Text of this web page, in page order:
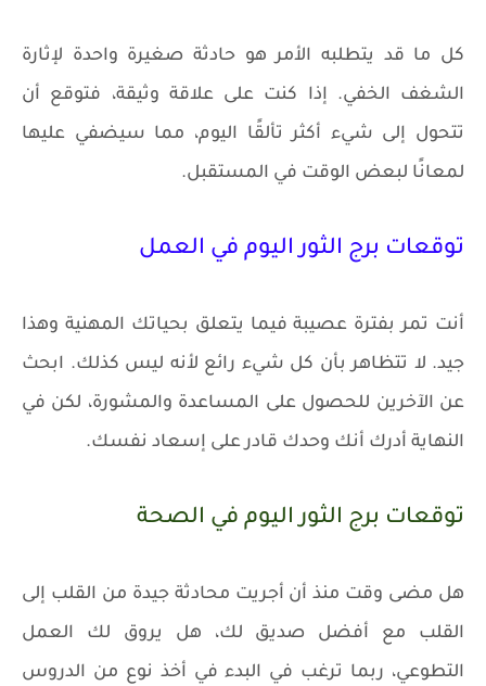
كل ما قد يتطلبه الأمر هو حادثة صغيرة واحدة لإثارة
الشغف الخفي. إذا كنت على علاقة وثيقة، فتوقع أن
تتحول إلى شيء أكثر تألقًا اليوم، مما سيضفي عليها
لمعانًا لبعض الوقت في المستقبل.
توقعات برج الثور اليوم في العمل
أنت تمر بفترة عصيبة فيما يتعلق بحياتك المهنية وهذا
جيد. لا تتظاهر بأن كل شيء رائع لأنه ليس كذلك. ابحث
عن الآخرين للحصول على المساعدة والمشورة، لكن في
النهاية أدرك أنك وحدك قادر على إسعاد نفسك.
توقعات برج الثور اليوم في الصحة
هل مضى وقت منذ أن أجريت محادثة جيدة من القلب إلى
القلب مع أفضل صديق لك، هل يروق لك العمل
التطوعي، ربما ترغب في البدء في أخذ نوع من الدروس